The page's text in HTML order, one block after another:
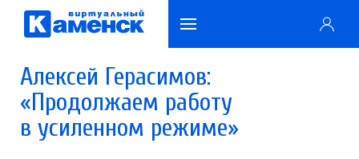
Алексей Герасимов:
«Продолжаем работу
в усиленном режиме»